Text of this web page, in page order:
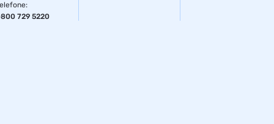
:
729 5220